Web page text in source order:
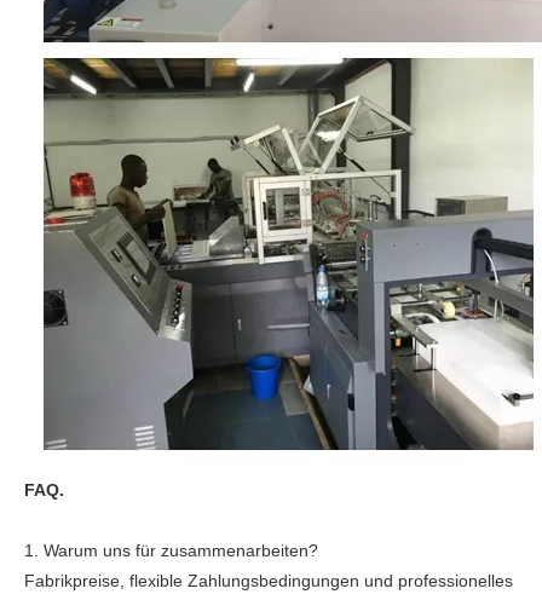
FAQ.
1. Warum uns für zusammenarbeiten?
Fabrikpreise, flexible Zahlungsbedingungen und professionelles